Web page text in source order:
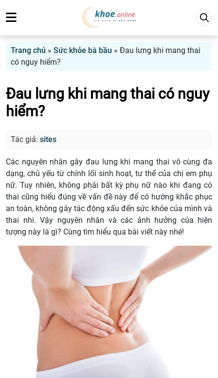
Trang chủ » Sức khỏe bà bầu » Đau lưng khi mang thai
có nguy hiểm?
Đau lưng khi mang thai có nguy
hiểm?
Tác giả: sites
Các nguyên nhân gây đau lưng khi mang thai vô cùng đa
dạng, chủ yếu từ chính lối sinh hoạt, tư thế của chị em phụ
nữ. Tuy nhiên, không phải bất kỳ phụ nữ nào khi đang có
thai cũng hiểu đúng về vấn đề này để có hướng khắc phục
an toàn, không gây tác động xấu đến sức khỏe của mình và
thai nhi. Vậy nguyên nhân và các ảnh hưởng của hiện
tượng này là gì? Cùng tìm hiểu qua bài viết này nhé!